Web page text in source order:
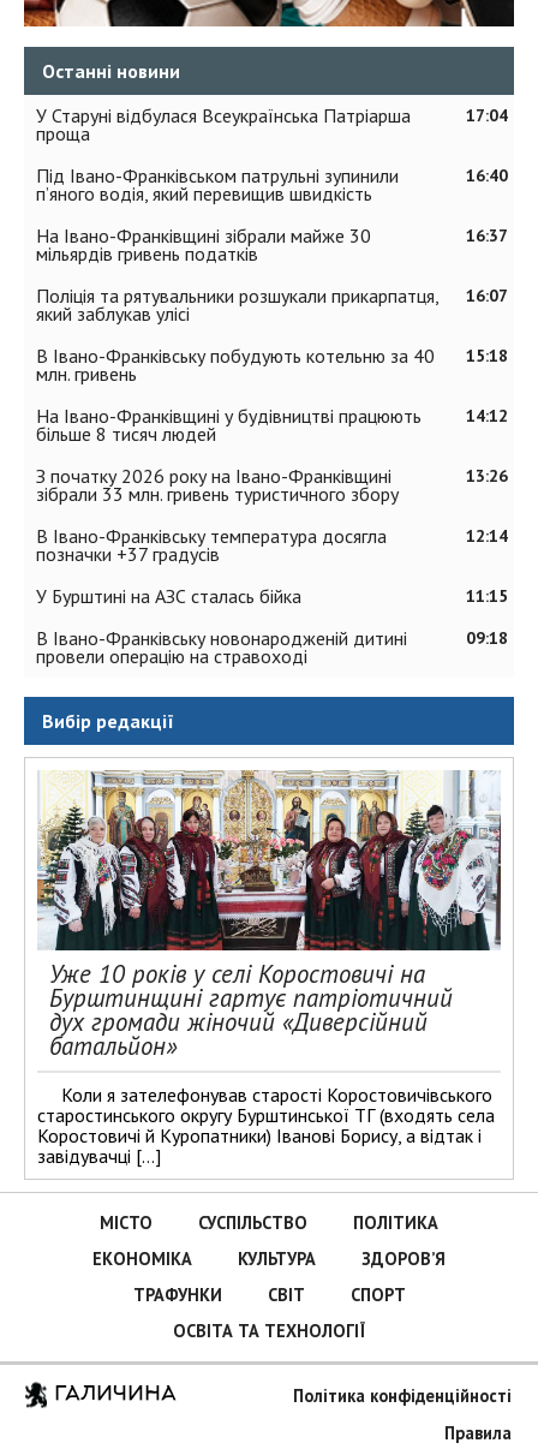
Останні новини
17:04
У Старуні відбулася Всеукраїнська Патріарша
проща
16:40
Під Івано-Франківськом патрульні зупинили
п’яного водія, який перевищив швидкість
16:37
На Івано-Франківщині зібрали майже 30
мільярдів гривень податків
16:07
Поліція та рятувальники розшукали прикарпатця,
який заблукав улісі
15:18
В Івано-Франківську побудують котельню за 40
млн. гривень
14:12
На Івано-Франківщині у будівництві працюють
більше 8 тисяч людей
13:26
З початку 2026 року на Івано-Франківщині
зібрали 33 млн. гривень туристичного збору
12:14
В Івано-Франківську температура досягла
позначки +37 градусів
11:15
У Бурштині на АЗС сталась бійка
09:18
В Івано-Франківську новонародженій дитині
провели операцію на стравоході
Вибір редакції
Уже 10 років у селі Коростовичі на
Бурштинщині гартує патріотичний
дух громади жіночий «Диверсійний
батальйон»
Коли я зателефонував старості Коростовичівського
старостинського округу Бурштинської ТГ (входять села
Коростовичі й Куропатники) Іванові Борису, а відтак і
завідувачці […]
МІСТО СУСПІЛЬСТВО
ПОЛІТИКА
ЕКОНОМІКА
КУЛЬТУРА
ЗДОРОВ’Я
ТРАФУНКИ
СВІТ
СПОРТ
ОСВІТА ТА ТЕХНОЛОГІЇ
ГАЛИЧИНА
Політика конфіденційності
Правила